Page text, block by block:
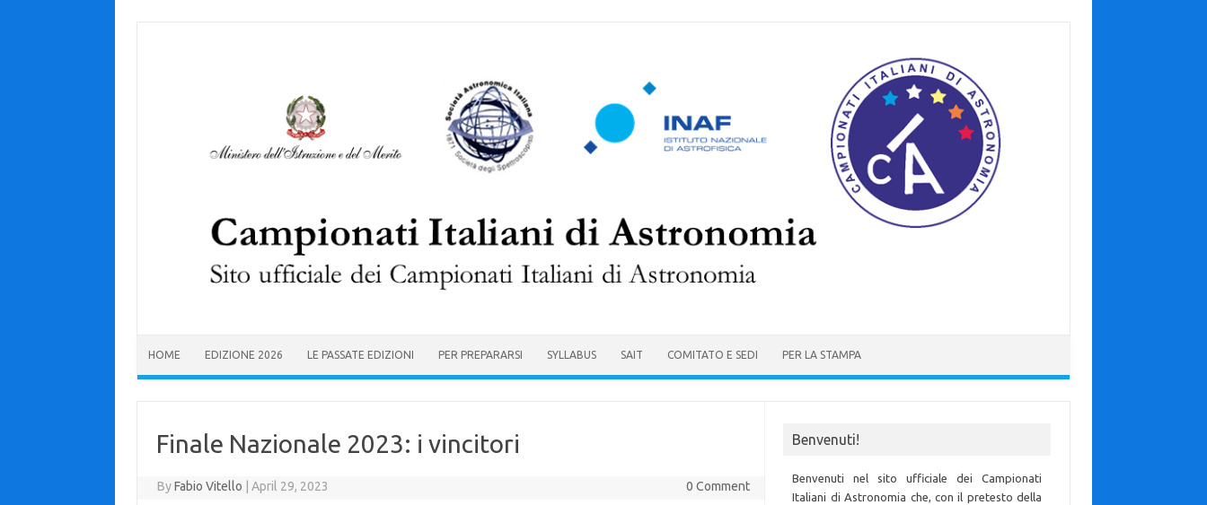
HOME EDIZIONE 2026 LE PASSATE EDIZIONI PER PREPARARSI SYLLABUS SAIT COMITATO E SEDI PER LA STAMPA
Finale Nazionale 2023: i vincitori
ByFabio Vitello | April 29, 2023 0 Comment
Benvenuti!
Benvenuti nel sito ufficiale dei Campionati
Italiani di Astronomia che, con il pretesto della